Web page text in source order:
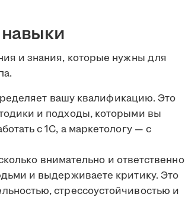
и знания, которые нужны для
вашу квалификацию. Это
и подходы, которыми вы
с 1С, а маркетологу — с
внимательно и ответственно
и выдерживаете критику. Это
стрессоустойчивостью и